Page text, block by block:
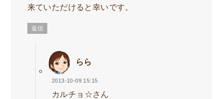
来ていただけると幸いです。
返信
らら
2013-10-09 15:15
カルチョ☆さん